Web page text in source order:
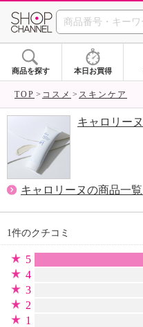
商品を探す 本日お買得
TOP コスメ スキンケア
キャロリー
キャロリーヌの商品一
1件のクチコミ
5
4
3
2
1